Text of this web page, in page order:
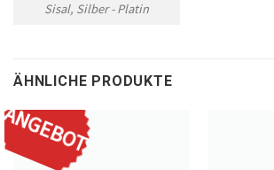
Sisal, Silber - Platin
ÄHNLICHE PRODUKTE
ANGEBOT